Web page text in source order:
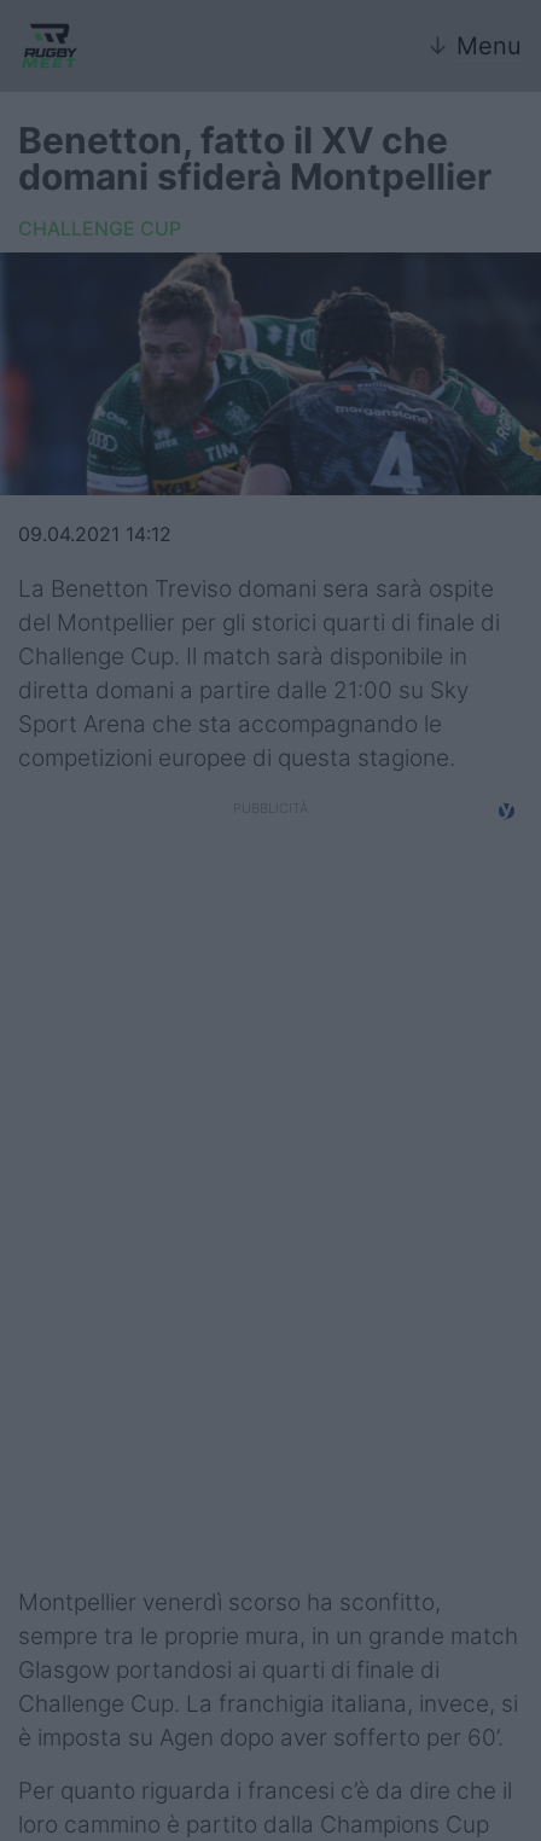
↓ Menu
Nazionali giovanili
Rugby Sevens
Internazionale
6 Nazioni
United Rugby Championship
Top14
Premiership
Champions Cup
Challenge Cup
Podcast
Shop
Benetton, fatto il XV che
domani sfiderà Montpellier
CHALLENGE CUP
09.04.2021 14:12
La Benetton Treviso domani sera sarà ospite
del Montpellier per gli storici quarti di finale di
Challenge Cup. Il match sarà disponibile in
diretta domani a partire dalle 21:00 su Sky
Sport Arena che sta accompagnando le
competizioni europee di questa stagione.
Montpellier venerdì scorso ha sconfitto,
sempre tra le proprie mura, in un grande match
Glasgow portandosi ai quarti di finale di
Challenge Cup. La franchigia italiana, invece, si
è imposta su Agen dopo aver sofferto per 60’.
Per quanto riguarda i francesi c’è da dire che il
loro cammino è partito dalla Champions Cup